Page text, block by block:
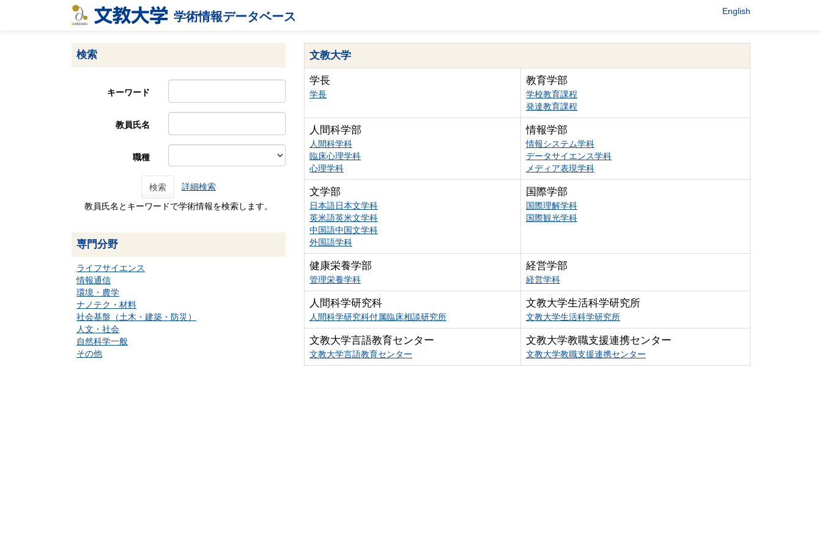
学術情報データベース English
検索
キーワード
教員氏名
職種
検索 詳細検索
教員氏名とキーワードで学術情報を検索します。
専門分野
ライフサイエンス
情報通信
環境・農学
ナノテク・材料
社会基盤（土木・建築・防災）
人文・社会
自然科学一般
その他
文教大学
学長
学長
教育学部
学校教育課程
発達教育課程
人間科学部
人間科学科
臨床心理学科
心理学科
情報学部
情報システム学科
データサイエンス学科
メディア表現学科
文学部
日本語日本文学科
英米語英米文学科
中国語中国文学科
外国語学科
国際学部
国際理解学科
国際観光学科
健康栄養学部
管理栄養学科
経営学部
経営学科
人間科学研究科
人間科学研究科付属臨床相談研究所
文教大学生活科学研究所
文教大学生活科学研究所
文教大学言語教育センター
文教大学言語教育センター
文教大学教職支援連携センター
文教大学教職支援連携センター